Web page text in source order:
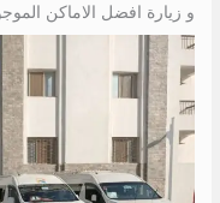
و زيارة افضل الاماكن